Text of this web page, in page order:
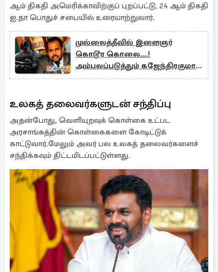
ஆம் திகதி அமெரிக்காவிற்குப் புறப்பட்டு, 24 ஆம் திகதி
ஐ.நா பொதுச் சபையில் உரையாற்றுவார்.
முல்லைத்தீவில் இளைஞர்
கொடூர கொலை....!
அம்பலப்படுத்தும் கஜேந்திரகுமார்
எம்.பி
உலகத் தலைவர்களுடன் சந்திப்பு
அதன்போது, வெளியுறவுக் கொள்கை உட்பட
அரசாங்கத்தின் கொள்கைகளை கோடிட்டுக்
காட்டுவார்.மேலும் அவர் பல உலகத் தலைவர்களைச்
சந்திக்கவும் திட்டமிடப்பட்டுள்ளது.